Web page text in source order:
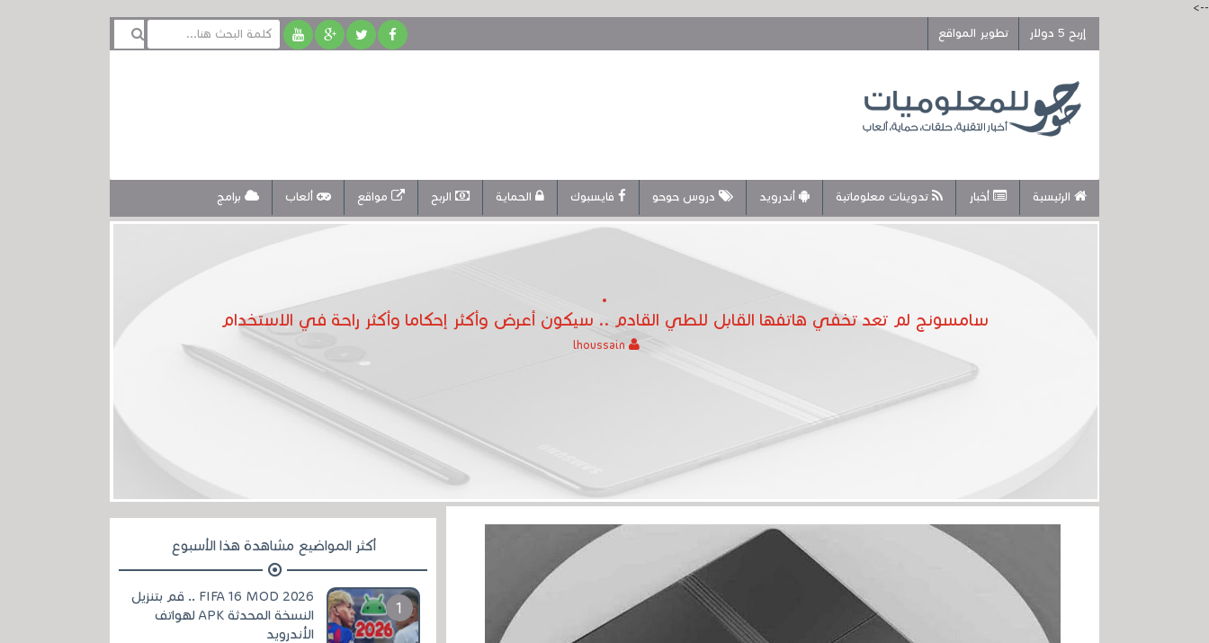
-->
إربح 5 دولار
تطوير المواقع
الرئيسية أخبار تدوينات معلوماتية أندرويد دروس حوحو فايسبوك الحماية الربح مواقع ألعاب برامج
سامسونج لم تعد تخفي هاتفها القابل للطي القادم .. سيكون أعرض وأكثر إحكاما وأكثر راحة في الاستخدام
أكثر المواضيع مشاهدة هذا الأسبوع
FIFA 16 MOD 2026 .. قم بتنزيل
النسخة المحدثة APK لهواتف
الأندرويد